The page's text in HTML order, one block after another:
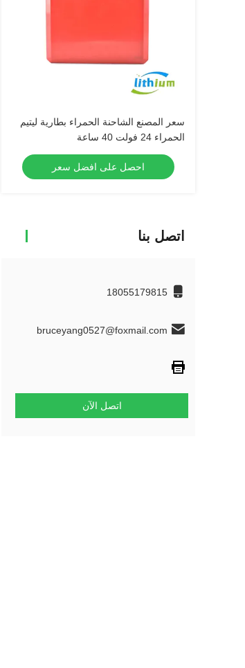
سعر المصنع الشاحنة الحمراء بطارية ليتيم
الحمراء 24 فولت 40 ساعة
احصل على افضل سعر
اتصل بنا
18055179815
bruceyang0527@foxmail.com
اتصل الآن